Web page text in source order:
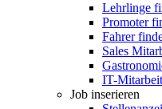
Lehrlinge
Promoter
Fahrer
Sales
IT-
Job inserieren